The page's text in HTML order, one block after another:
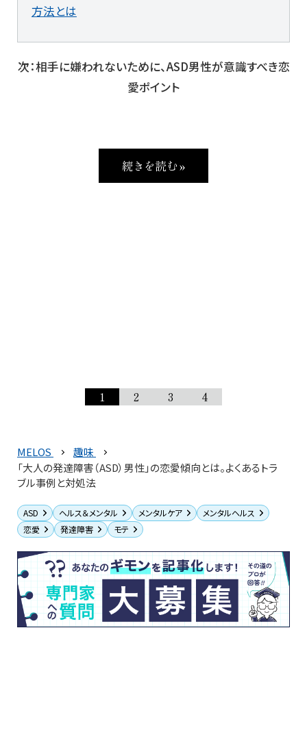
方法とは
次：相手に嫌われないために、ASD男性が意識すべき恋
愛ポイント
続きを読む »
1 2 3 4
MELOS
趣味
「大人の発達障害（ASD）男性」の恋愛傾向とは。よくあるトラ
ブル事例と対処法
ASD ヘルス＆メンタル メンタルケア
メンタルヘルス
恋愛
発達障害 モテ